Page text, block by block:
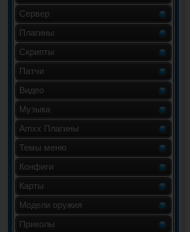
Сервер
Плагины
Скрипты
Патчи
Видео
Музыка
Amxx Плагины
Темы меню
Конфиги
Карты
Модели оружия
Приколы